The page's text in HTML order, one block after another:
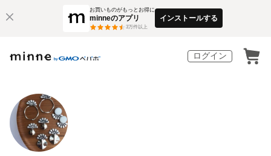
お買いものがもっとお得に
minneのアプリ
3万件以上
インストールする
ログイン